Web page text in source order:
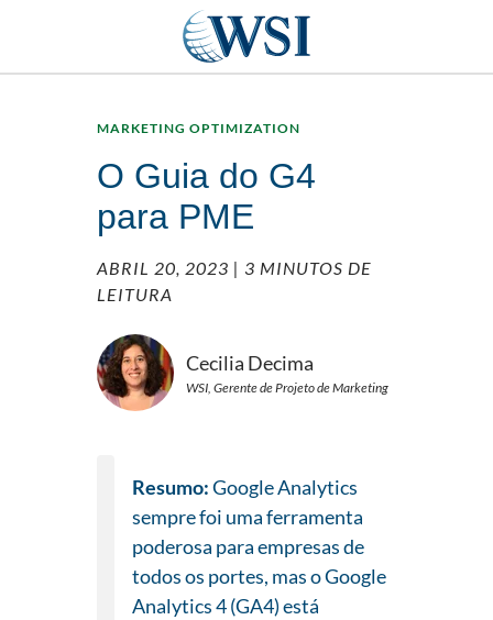
MARKETING OPTIMIZATION
O Guia do G4
para PME
ABRIL 20, 2023 | 3 MINUTOS DE
LEITURA
Cecilia Decima
WSI, Gerente de Projeto de Marketing
Resumo:Google Analytics
sempre foi uma ferramenta
poderosa para empresas de
todos os portes, mas o Google
Analytics 4 (GA4) está